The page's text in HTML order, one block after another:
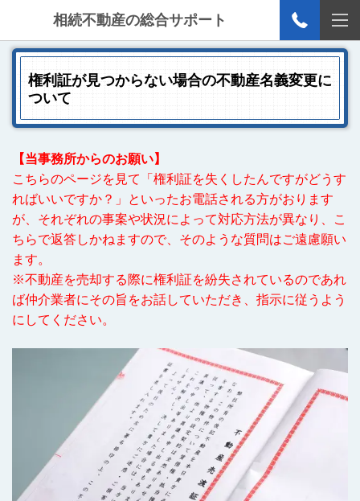
相続不動産の総合サポート
権利証が見つからない場合の不動産名義変更に
ついて
【当事務所からのお願い】
こちらのページを見て「権利証を失くしたんですがどうす
ればいいですか？」といったお電話される方がおります
が、それぞれの事案や状況によって対応方法が異なり、こ
ちらで返答しかねますので、そのような質問はご遠慮願い
ます。
※不動産を売却する際に権利証を紛失されているのであれ
ば仲介業者にその旨をお話していただき、指示に従うよう
にしてください。